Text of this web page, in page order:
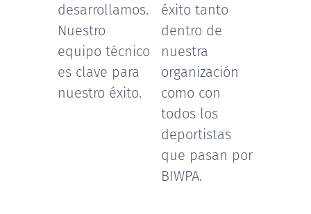
desarrollamos.
Nuestro
equipo técnico
es clave para
nuestro éxito.
éxito tanto
dentro de
nuestra
organización
como con
todos los
deportistas
que pasan por
BIWPA.